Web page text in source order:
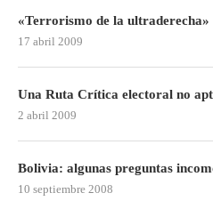
«Terrorismo de la ultraderecha»
17 abril 2009
Una Ruta Crítica electoral no
2 abril 2009
Bolivia: algunas preguntas
10 septiembre 2008